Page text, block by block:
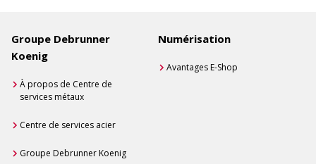
Générer une fiche produit individuelle
Groupe Debrunner
Koenig
À propos de Centre de
services métaux
Centre de services acier
Groupe Debrunner Koenig
Numérisation
Avantages E-Shop